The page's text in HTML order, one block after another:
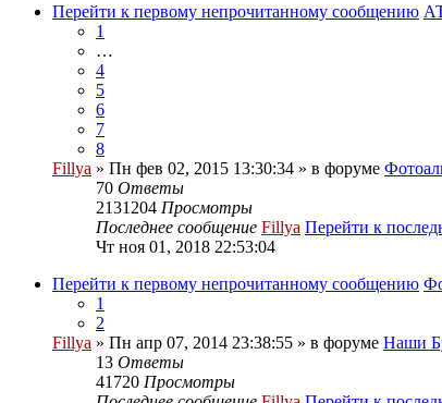
Перейти к первому непрочитанному сообщению
1
…
4
5
6
7
8
Fillya » Пн фев 02, 2015 13:30:34 » в форуме
70 Ответы
2131204 Просмотры
Последнее сообщение Fillya Перейти к
Чт ноя 01, 2018 22:53:04
Перейти к первому непрочитанному сообщению
1
2
Fillya » Пн апр 07, 2014 23:38:55 » в форуме Наши
13 Ответы
41720 Просмотры